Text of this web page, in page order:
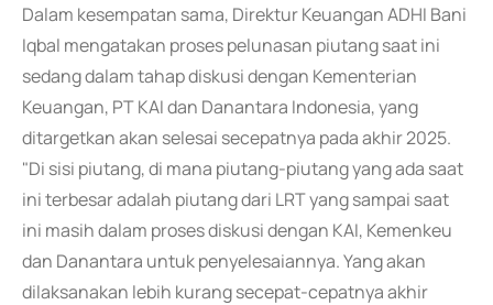
Dalam kesempatan sama, Direktur Keuangan ADHI Bani
Iqbal mengatakan proses pelunasan piutang saat ini
sedang dalam tahap diskusi dengan Kementerian
Keuangan, PT KAI dan Danantara Indonesia, yang
ditargetkan akan selesai secepatnya pada akhir 2025.
"Di sisi piutang, di mana piutang-piutang yang ada saat
ini terbesar adalah piutang dari LRT yang sampai saat
ini masih dalam proses diskusi dengan KAI, Kemenkeu
dan Danantara untuk penyelesaiannya. Yang akan
dilaksanakan lebih kurang secepat-cepatnya akhir